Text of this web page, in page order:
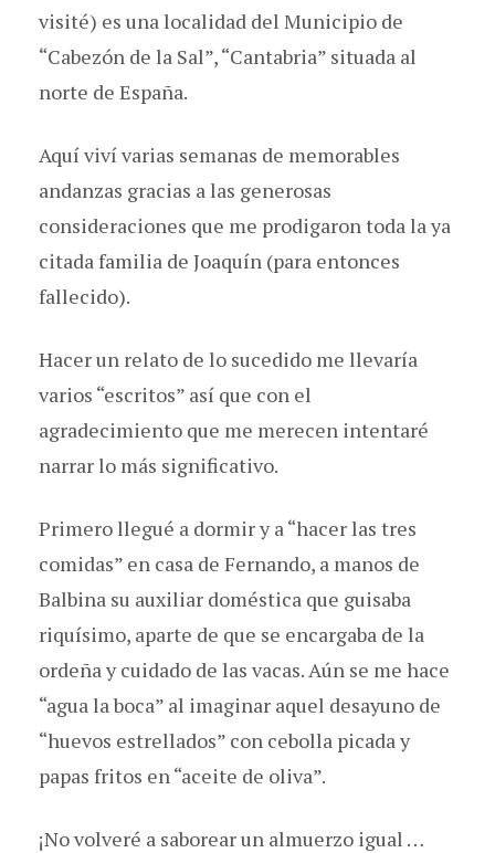
visité) es una localidad del Municipio de
“Cabezón de la Sal”, “Cantabria” situada al
norte de España.
Aquí viví varias semanas de memorables
andanzas gracias a las generosas
consideraciones que me prodigaron toda la ya
citada familia de Joaquín (para entonces
fallecido).
Hacer un relato de lo sucedido me llevaría
varios “escritos” así que con el
agradecimiento que me merecen intentaré
narrar lo más significativo.
Primero llegué a dormir y a “hacer las tres
comidas” en casa de Fernando, a manos de
Balbina su auxiliar doméstica que guisaba
riquísimo, aparte de que se encargaba de la
ordeña y cuidado de las vacas. Aún se me hace
“agua la boca” al imaginar aquel desayuno de
“huevos estrellados” con cebolla picada y
papas fritos en “aceite de oliva”.
¡No volveré a saborear un almuerzo igual …